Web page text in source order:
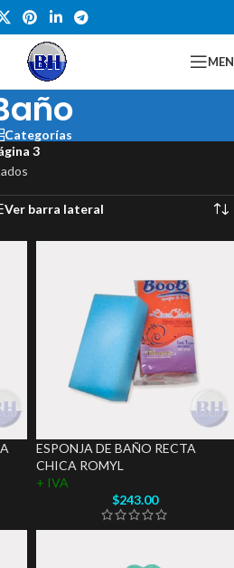
Categorías
3
Ver barra lateral
ESPONJA DE BAÑO RECTA
CHICA ROMYL
+ IVA
$243.00